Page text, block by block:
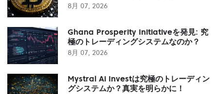
8月 07, 2026
Ghana Prosperity Initiativeを発見: 究
極のトレーディングシステムなのか？
8月 07, 2026
Mystral Ai Investは究極のトレーディン
グシステムか？真実を明らかに！